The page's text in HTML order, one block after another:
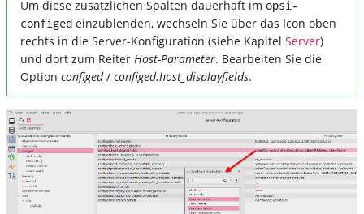
Um diese zusätzlichen Spalten dauerhaft im opsi-
configed einzublenden, wechseln Sie über das Icon oben
rechts in die Server-Konfiguration (siehe Kapitel Server)
und dort zum Reiter Host-Parameter. Bearbeiten Sie die
Option configed/ configed.host_displayfields.